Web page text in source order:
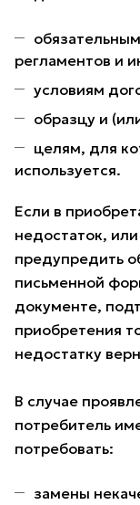
регламентов и
условиям
образцу и
целям, для
используется.
Если в
недостаток,
предупредить
письменной
документе,
приобретения
недостатку
В случае
потребитель
потребовать:
замены